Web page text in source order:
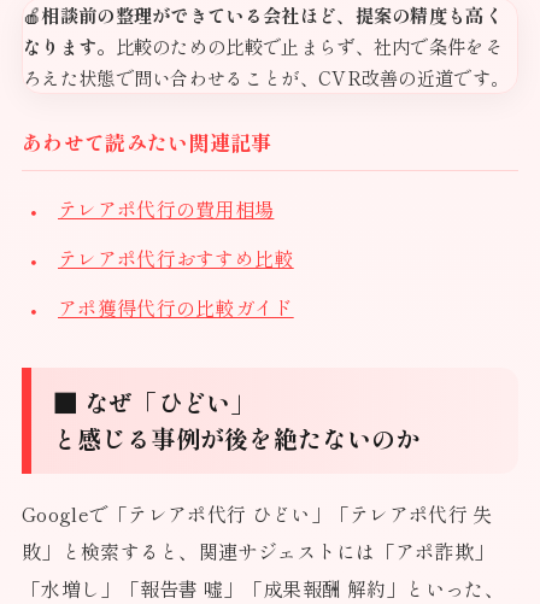
🍎相談前の整理ができている会社ほど、提案の精度も高く
なります。 比較のための比較で止まらず、社内で条件をそ
ろえた状態で問い合わせることが、CVR改善の近道です。
あわせて読みたい関連記事
テレアポ代行の費用相場
テレアポ代行おすすめ比較
アポ獲得代行の比較ガイド
■ なぜ「ひどい」
と感じる事例が後を絶たないのか
Googleで「テレアポ代行 ひどい」「テレアポ代行 失
敗」と検索すると、関連サジェストには「アポ詐欺」
「水増し」「報告書 嘘」「成果報酬 解約」といった、